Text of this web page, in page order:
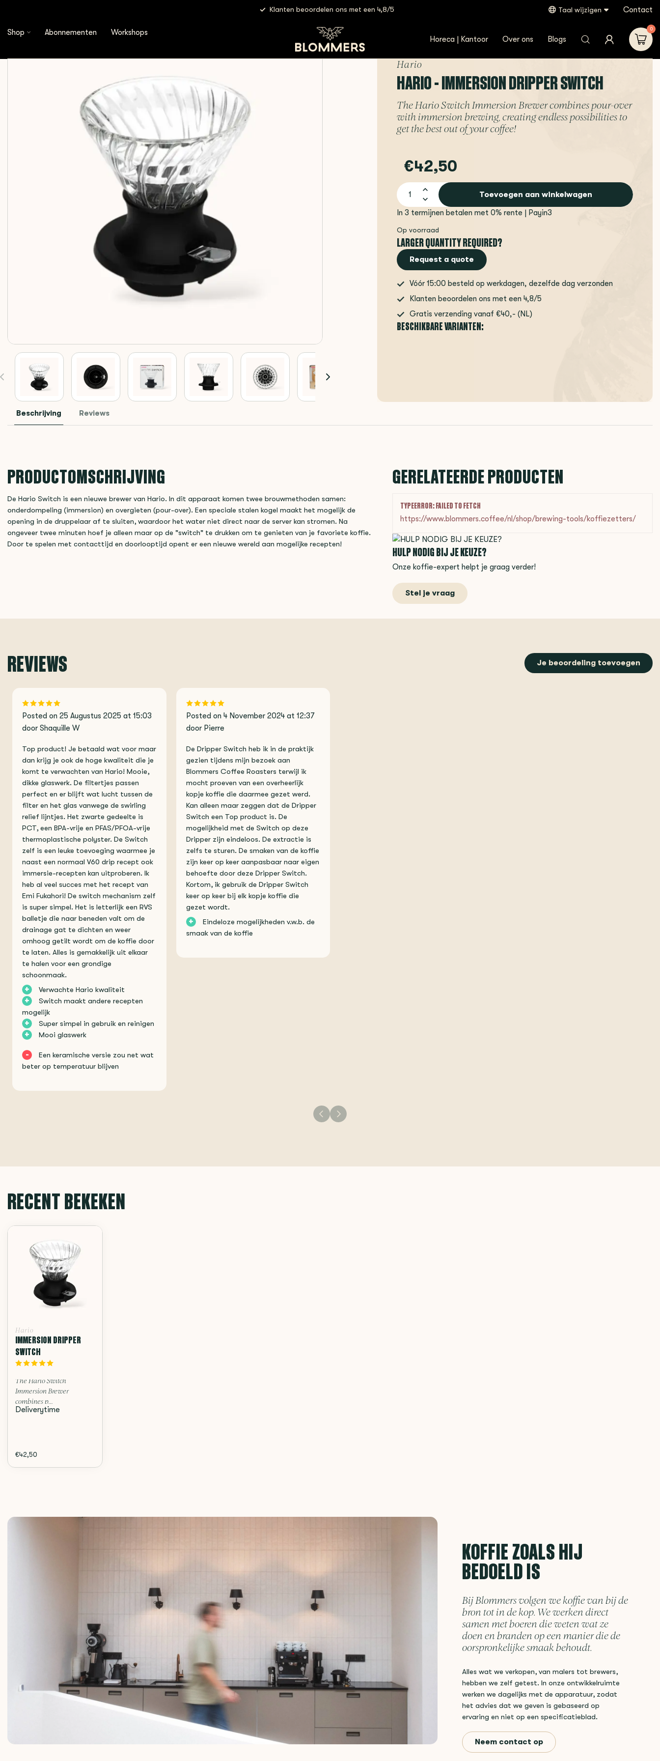
Klanten beoordelen ons met een 4,8/5 Taal wijzigen Contact
Shop Abonnementen Workshops
Horeca | Kantoor Over ons Blogs
0
Hario - Immersion Dripper Switch
Hario
HARIO - IMMERSION DRIPPER SWITCH
The Hario Switch Immersion Brewer combines pour-over
with immersion brewing, creating endless possibilities to
get the best out of your coffee!
€42,50
Toevoegen aan winkelwagen
In 3 termijnen betalen met 0% rente | Payin3
Op voorraad
LARGER QUANTITY REQUIRED?
Request a quote
Vóór 15:00 besteld op werkdagen, dezelfde dag verzonden
Klanten beoordelen ons met een 4,8/5
Gratis verzending vanaf €40,- (NL)
BESCHIKBARE VARIANTEN:
Beschrijving Reviews
PRODUCTOMSCHRIJVING
De Hario Switch is een nieuwe brewer van Hario. In dit apparaat komen twee brouwmethoden samen:
onderdompeling (immersion) en overgieten (pour-over). Een speciale stalen kogel maakt het mogelijk de
opening in de druppelaar af te sluiten, waardoor het water niet direct naar de server kan stromen. Na
ongeveer twee minuten hoef je alleen maar op de "switch" te drukken om te genieten van je favoriete koffie.
Door te spelen met contacttijd en doorlooptijd opent er een nieuwe wereld aan mogelijke recepten!
GERELATEERDE PRODUCTEN
TYPEERROR: FAILED TO FETCH
https://www.blommers.coffee/nl/shop/brewing-tools/koffiezetters/
HULP NODIG BIJ JE KEUZE?
Onze koffie-expert helpt je graag verder!
Stel je vraag
REVIEWS Je beoordeling toevoegen
Posted on 25 Augustus 2025 at 15:03
door Shaquille W
Top product! Je betaald wat voor maar
dan krijg je ook de hoge kwaliteit die je
komt te verwachten van Hario! Mooie,
dikke glaswerk. De filtertjes passen
perfect en er blijft wat lucht tussen de
filter en het glas vanwege de swirling
relief lijntjes. Het zwarte gedeelte is
PCT, een BPA-vrije en PFAS/PFOA-vrije
thermoplastische polyster. De Switch
zelf is een leuke toevoeging waarmee je
naast een normaal V60 drip recept ook
immersie-recepten kan uitproberen. Ik
heb al veel succes met het recept van
Emi Fukahori! De switch mechanism zelf
is super simpel. Het is letterlijk een RVS
balletje die naar beneden valt om de
drainage gat te dichten en weer
omhoog getilt wordt om de koffie door
te laten. Alles is gemakkelijk uit elkaar
te halen voor een grondige
schoonmaak.
+ Verwachte Hario kwaliteit
+
Switch maakt andere recepten
mogelijk
+ Super simpel in gebruik en reinigen
+ Mooi glaswerk
-
Een keramische versie zou net wat
beter op temperatuur blijven
Posted on 4 November 2024 at 12:37
door Pierre
De Dripper Switch heb ik in de praktijk
gezien tijdens mijn bezoek aan
Blommers Coffee Roasters terwijl ik
mocht proeven van een overheerlijk
kopje koffie die daarmee gezet werd.
Kan alleen maar zeggen dat de Dripper
Switch een Top product is. De
mogelijkheid met de Switch op deze
Dripper zijn eindeloos. De extractie is
zelfs te sturen. De smaken van de koffie
zijn keer op keer aanpasbaar naar eigen
behoefte door deze Dripper Switch.
Kortom, ik gebruik de Dripper Switch
keer op keer bij elk kopje koffie die
gezet wordt.
+
Eindeloze mogelijkheden v.w.b. de
smaak van de koffie
RECENT BEKEKEN
Hario
IMMERSION DRIPPER
SWITCH
The Hario Switch
Immersion Brewer
combines p...
Deliverytime
€42,50
KOFFIE ZOALS HIJ
BEDOELD IS
Bij Blommers volgen we koffie van bij de
bron tot in de kop. We werken direct
samen met boeren die weten wat ze
doen en branden op een manier die de
oorspronkelijke smaak behoudt.
Alles wat we verkopen, van malers tot brewers,
hebben we zelf getest. In onze ontwikkelruimte
werken we dagelijks met de apparatuur, zodat
het advies dat we geven is gebaseerd op
ervaring en niet op een specificatieblad.
Neem contact op